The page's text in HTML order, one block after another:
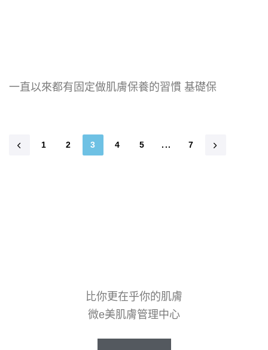
一直以來都有固定做肌膚保養的習慣 基礎保
1 2 3 4 5 ... 7
比你更在乎你的肌膚
微e美肌膚管理中心